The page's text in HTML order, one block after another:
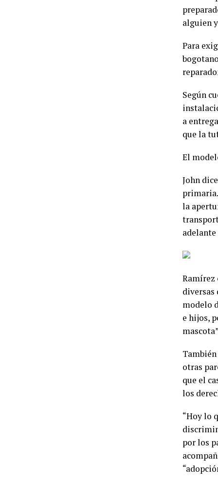
alguien
Para
Según
a
que la
El
John
la
Ramírez
diversas
modelo
e hijos,
otras
que el
los
“Hoy lo
por los